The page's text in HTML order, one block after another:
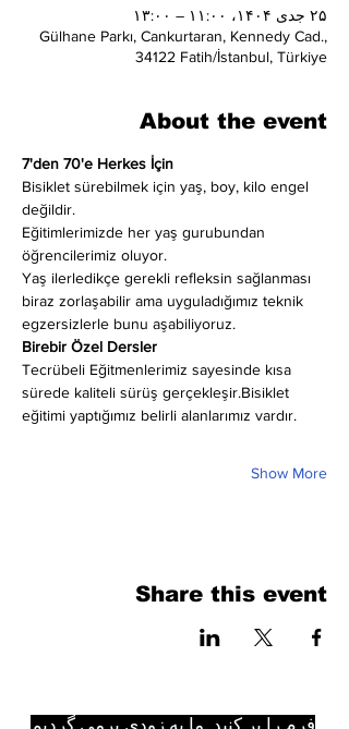
۲۵ جدی ۱۴۰۴، ۱۱:۰۰ – ۱۳:۰۰
Gülhane Parkı, Cankurtaran, Kennedy Cad.,
34122 Fatih/İstanbul, Türkiye
About the event
7'den 70'e Herkes İçin
Bisiklet sürebilmek için yaş, boy, kilo engel
değildir.
Eğitimlerimizde her yaş gurubundan
öğrencilerimiz oluyor.
Yaş ilerledikçe gerekli refleksin sağlanması
biraz zorlaşabilir ama uyguladığımız teknik
egzersizlerle bunu aşabiliyoruz.
Birebir Özel Dersler
Tecrübeli Eğitmenlerimiz sayesinde kısa
sürede kaliteli sürüş gerçekleşir.Bisiklet
eğitimi yaptığımız belirli alanlarımız vardır.
Show More
Share this event